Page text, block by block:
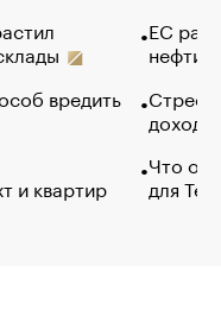
вредить
и квартир
ЕС
нефти
Что
для